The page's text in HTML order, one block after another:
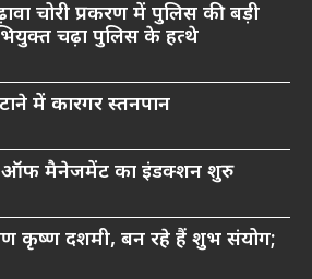
चोरी प्रकरण में पुलिस की बड़ी
चढ़ा पुलिस के हत्थे
में कारगर स्तनपान
ऑफ मैनेजमेंट का इंडक्शन शुरु
कृष्ण दशमी, बन रहे हैं शुभ संयोग;